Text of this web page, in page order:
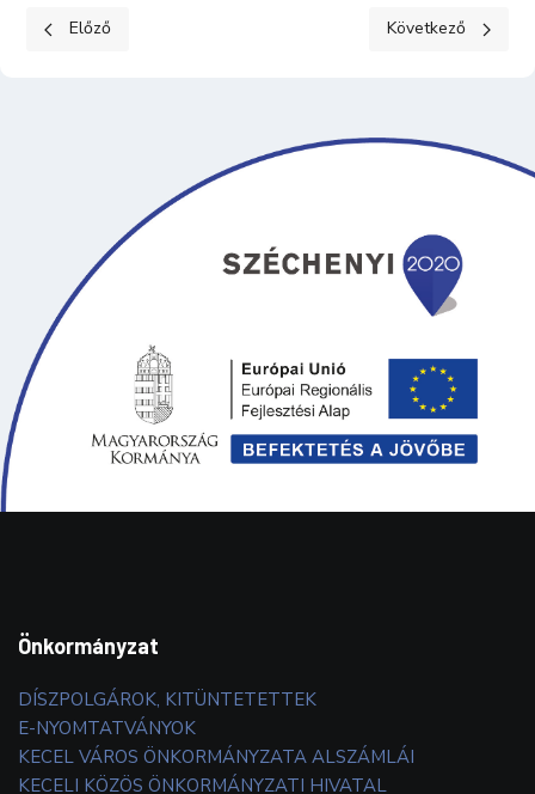
Előző cikk: PÁLYÁZATI FELHÍVÁS - Lábon álló belterületi
Előző Következő cikk:
Következő
Önkormányzat
DÍSZPOLGÁROK, KITÜNTETETTEK
E-NYOMTATVÁNYOK
KECEL VÁROS ÖNKORMÁNYZATA ALSZÁMLÁI
KECELI KÖZÖS ÖNKORMÁNYZATI HIVATAL